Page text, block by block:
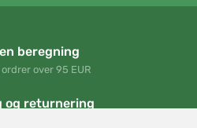
beregning
over 95 EUR
og returnering
din ordre når som helst inden for